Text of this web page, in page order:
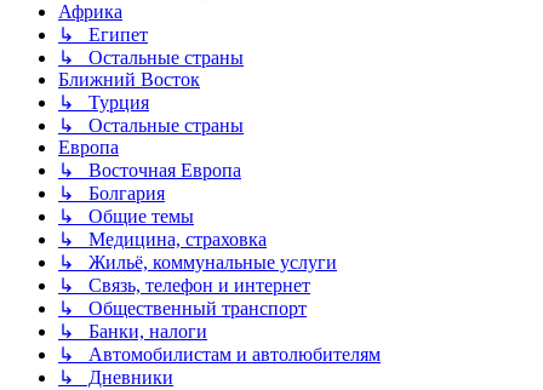
Африка
↳ Египет
↳ Остальные страны
Ближний Восток
↳ Турция
↳ Остальные страны
Европа
↳ Восточная Европа
↳ Болгария
↳ Общие темы
↳ Медицина, страховка
↳ Жильё, коммунальные услуги
↳ Связь, телефон и интернет
↳ Общественный транспорт
↳ Банки, налоги
↳ Автомобилистам и автолюбителям
↳ Дневники